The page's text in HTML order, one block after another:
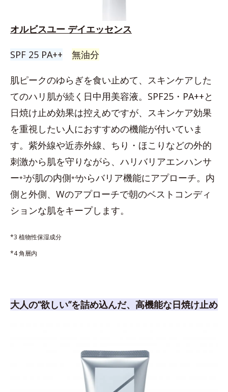
オルビスユー デイエッセンス
SPF 25 PA++ 無油分
肌ピークのゆらぎを食い止めて、スキンケアした
てのハリ肌が続く日中用美容液。SPF25・PA++と
日焼け止め効果は控えめですが、スキンケア効果
を重視したい人におすすめの機能が付いていま
す。紫外線や近赤外線、ちり・ほこりなどの外的
刺激から肌を守りながら、ハリバリアエンハンサ
ー*3が肌の内側*4からバリア機能にアプローチ。内
側と外側、Wのアプローチで朝のベストコンディ
ションな肌をキープします。
*3 植物性保湿成分
*4 角層内
大人の“欲しい”を詰め込んだ、高機能な日焼け止め